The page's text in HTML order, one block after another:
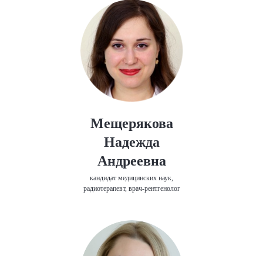
Мещерякова
Надежда
Андреевна
кандидат медицинских наук,
радиотерапевт, врач-рентгенолог